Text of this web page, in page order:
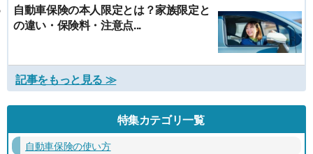
自動車保険の本人限定とは？家族限定と
の違い・保険料・注意点...
記事をもっと見る ≫
特集カテゴリ一覧
自動車保険の使い方